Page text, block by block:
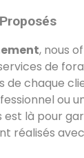
, nous
de
de chaque
ou
là pour
réalisés